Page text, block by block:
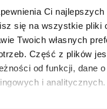
Ci
się na wszystkie pliki
Twoich własnych
Część z plików
od funkcji, dane
i analitycznych.
Apap 500